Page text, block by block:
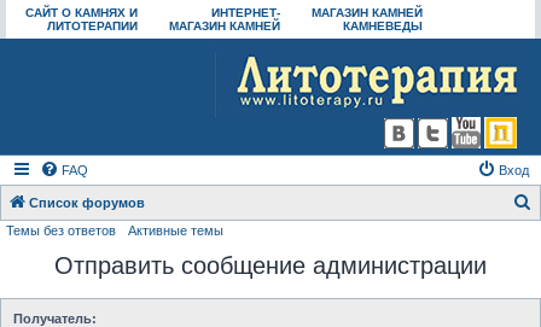
САЙТ О КАМНЯХ И
ЛИТОТЕРАПИИ
ИНТЕРНЕТ-
МАГАЗИН КАМНЕЙ
МАГАЗИН КАМНЕЙ
КАМНЕВЕДЫ
FAQ Вход
Список форумов
Темы без ответов Активные темы
Отправить сообщение администрации
Получатель: